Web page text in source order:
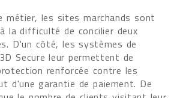
métier, les sites marchands sont
la difficulté de concilier deux
D'un côté, les systèmes de
Secure leur permettent de
renforcée contre les
d'une garantie de paiement. De